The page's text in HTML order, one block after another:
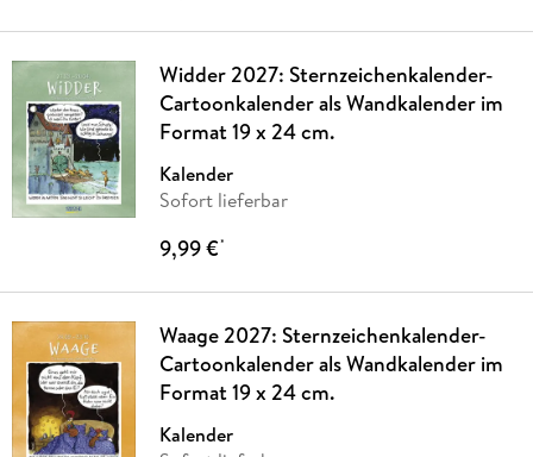
Widder 2027: Sternzeichenkalender-
Cartoonkalender als Wandkalender im
Format 19 x 24 cm.
Kalender
Sofort lieferbar
9,99 €*
Waage 2027: Sternzeichenkalender-
Cartoonkalender als Wandkalender im
Format 19 x 24 cm.
Kalender